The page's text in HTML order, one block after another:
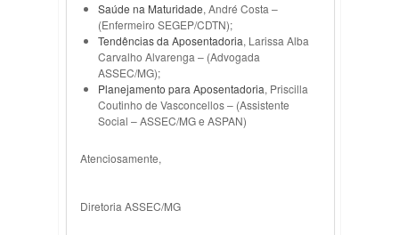
Saúde na Maturidade, André Costa –
(Enfermeiro SEGEP/CDTN);
Tendências da Aposentadoria, Larissa Alba
Carvalho Alvarenga – (Advogada
ASSEC/MG);
Planejamento para Aposentadoria, Priscilla
Coutinho de Vasconcellos – (Assistente
Social – ASSEC/MG e ASPAN)
Atenciosamente,
Diretoria ASSEC/MG